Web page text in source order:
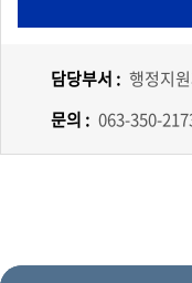
담당부서 : 행정지
문의 : 063-350-